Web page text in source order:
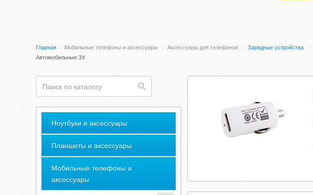
Главная » Мобильные телефоны и аксессуары » Аксессуары для телефонов » Зарядные устройства »
Автомобильные ЗУ
Ноутбуки и аксессуары
Планшеты и аксессуары
Мобильные телефоны и
аксессуары